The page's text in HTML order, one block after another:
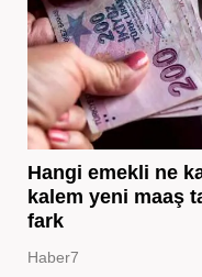
Hangi emekli ne
kalem yeni maaş
fark
Haber7